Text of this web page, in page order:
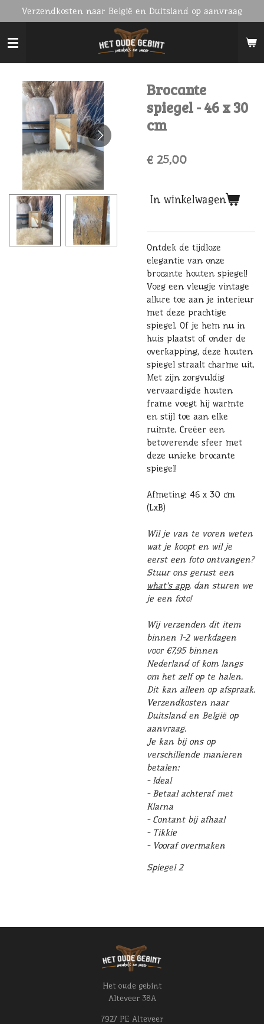
direct
naar
de
hoofdinhoud
Verzendkosten naar België en Duitsland op aanvraag
Brocante
spiegel - 46 x 30
cm
€ 25,00
In winkelwagen
Ontdek de tijdloze
elegantie van onze
brocante houten spiegel!
Voeg een vleugje vintage
allure toe aan je interieur
met deze prachtige
spiegel. Of je hem nu in
huis plaatst of onder de
overkapping, deze houten
spiegel straalt charme uit.
Met zijn zorgvuldig
vervaardigde houten
frame voegt hij warmte
en stijl toe aan elke
ruimte. Creëer een
betoverende sfeer met
deze unieke brocante
spiegel!
Afmeting: 46 x 30 cm
(LxB)
Wil je van te voren weten
wat je koopt en wil je
eerst een foto ontvangen?
Stuur ons gerust een
what's app, dan sturen we
je een foto!
Wij verzenden dit item
binnen 1-2 werkdagen
voor €7,95 binnen
Nederland of kom langs
om het zelf op te halen.
Dit kan alleen op afspraak.
Verzendkosten naar
Duitsland en België op
aanvraag.
Je kan bij ons op
verschillende manieren
betalen:
- Ideal
- Betaal achteraf met
Klarna
- Contant bij afhaal
- Tikkie
- Vooraf overmaken
Spiegel 2
Het oude gebint
Alteveer 38A
7927 PE Alteveer